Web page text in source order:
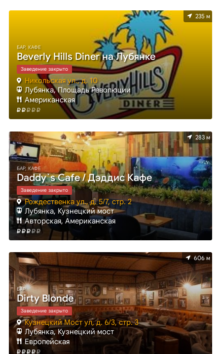
235 м
БАР, КАФЕ
Beverly Hills Diner на Лубянке
Заведение закрыто
Никольская ул., д. 10
Лубянка, Площадь Революции
Американская
283 м
БАР, КАФЕ
Daddy`s Cafe / Дэддис Кафе
Заведение закрыто
Рождественка ул., д. 5/7, стр. 2
Лубянка, Кузнецкий мост
Авторская, Американская
606 м
БАР
Dirty Blonde
Заведение закрыто
Кузнецкий Мост ул, д. 6/3, стр. 3
Лубянка, Кузнецкий мост
Европейская